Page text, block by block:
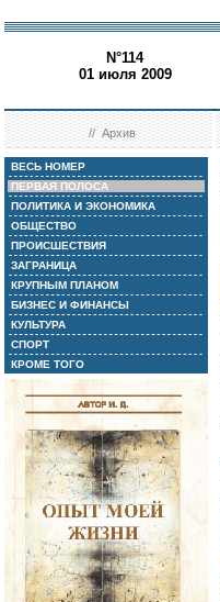
N°114
01 июля 2009
//Архив
ВЕСЬ НОМЕР
ПЕРВАЯ ПОЛОСА
ПОЛИТИКА И ЭКОНОМИКА
ОБЩЕСТВО
ПРОИСШЕСТВИЯ
ЗАГРАНИЦА
КРУПНЫМ ПЛАНОМ
БИЗНЕС И ФИНАНСЫ
КУЛЬТУРА
СПОРТ
КРОМЕ ТОГО